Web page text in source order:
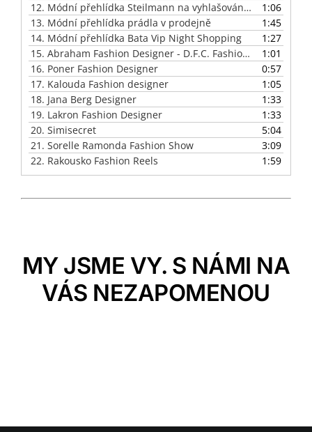
12. Módní přehlídka Steilmann na vyhlašování cen Recepce roku
1:06
13. Módní přehlídka prádla v prodejně
1:45
14. Módní přehlídka Bata Vip Night Shopping
1:27
15. Abraham Fashion Designer - D.F.C. Fashion Club - organizace módní přehlídky
1:01
16. Poner Fashion Designer
0:57
17. Kalouda Fashion designer
1:05
18. Jana Berg Designer
1:33
19. Lakron Fashion Designer
1:33
20. Simisecret
5:04
21. Sorelle Ramonda Fashion Show
3:09
22. Rakousko Fashion Reels 1:59
MY JSME VY. S NÁMI NA
VÁS NEZAPOMENOU